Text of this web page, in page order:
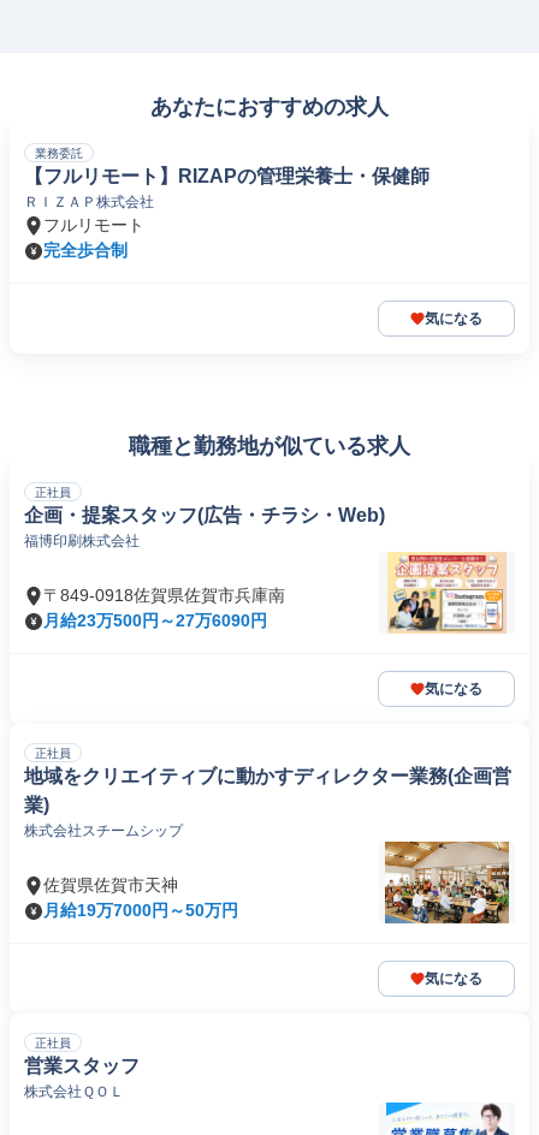
あなたにおすすめの求人
業務委託
【フルリモート】RIZAPの管理栄養士・保健師
ＲＩＺＡＰ株式会社
フルリモート
完全歩合制
気になる
職種と勤務地が似ている求人
正社員
企画・提案スタッフ(広告・チラシ・Web)
福博印刷株式会社
〒849-0918佐賀県佐賀市兵庫南
月給23万500円～27万6090円
気になる
正社員
地域をクリエイティブに動かすディレクター業務(企画営
業)
株式会社スチームシップ
佐賀県佐賀市天神
月給19万7000円～50万円
気になる
正社員
営業スタッフ
株式会社ＱＯＬ